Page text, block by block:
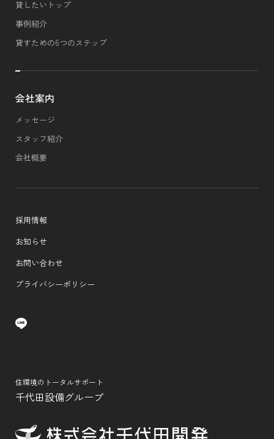
貸したいトップ
事例紹介
貸すための6つのステップ
会社案内
メッセージ
スタッフ紹介
会社概要
採用情報
お知らせ
お問い合わせ
プライバシーポリシー
住環境のトータルサポート
千代田設備グループ